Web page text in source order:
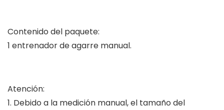
Contenido del paquete:
1 entrenador de agarre manual.
Atención:
1. Debido a la medición manual, el tamaño del